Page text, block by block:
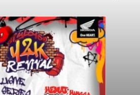
dengan Istri,
Ditemukan
di Pantai